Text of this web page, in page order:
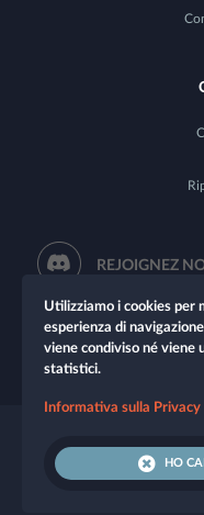
REJOIGNEZ
© 2026
Utilizziamo i cookies per
esperienza di
viene condiviso né viene
statistici.
Informativa sulla Privacy
HO